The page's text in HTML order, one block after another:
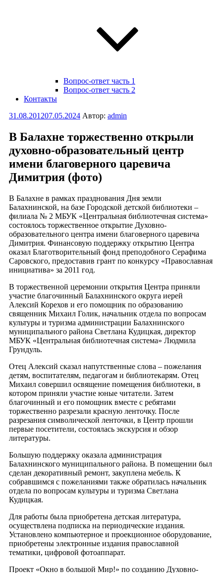
Вопрос-ответ часть 1
Вопрос-ответ часть 2
Контакты
Опубликовано
31.08.201207.05.2024 Автор: admin
В Балахне торжественно открыли
духовно-образовательный центр
имени благоверного царевича
Димитрия (фото)
В Балахне в рамках празднования Дня земли
Балахнинской, на базе Городской детской библиотеки –
филиала № 2 МБУК «Центральная библиотечная система»
состоялось торжественное открытие Духовно-
образовательного центра имени благоверного царевича
Димитрия. Финансовую поддержку открытию Центра
оказал Благотворительный фонд преподобного Серафима
Саровского, предоставив грант по конкурсу «Православная
инициатива» за 2011 год.
В торжественной церемонии открытия Центра приняли
участие благочинный Балахнинского округа иерей
Алексий Корехов и его помощник по образованию
священник Михаил Голик, начальник отдела по вопросам
культуры и туризма администрации Балахнинского
муниципального района Светлана Кудицкая, директор
МБУК «Центральная библиотечная система» Людмила
Грундуль.
Отец Алексий сказал напутственные слова – пожелания
детям, воспитателям, педагогам и библиотекарям. Отец
Михаил совершил освящение помещения библиотеки, в
котором приняли участие юные читатели. Затем
благочинный и его помощник вместе с ребятами
торжественно разрезали красную ленточку. После
разрезания символической ленточки, в Центр прошли
первые посетители, состоялась экскурсия и обзор
литературы.
Большую поддержку оказала администрация
Балахнинского муниципального района. В помещении был
сделан декоративный ремонт, закуплена мебель. К
собравшимся с пожеланиями также обратилась начальник
отдела по вопросам культуры и туризма Светлана
Кудицкая.
Для работы была приобретена детская литература,
осуществлена подписка на периодические издания.
Установлено компьютерное и проекционное оборудование,
приобретены электронные издания православной
тематики, цифровой фотоаппарат.
Проект «Окно в большой Мир!» по созданию Духовно-